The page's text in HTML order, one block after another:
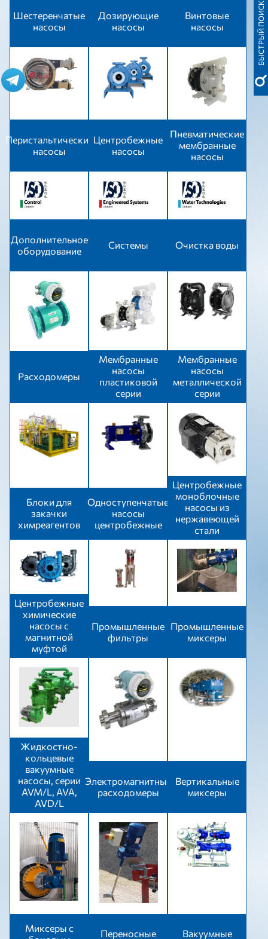
Шестеренчатые
насосы
Дозирующие
насосы
Винтовые
насосы
Перистальтические
насосы
Центробежные
насосы
Пневматические
мембранные
насосы
Дополнительное
оборудование
Системы Очистка воды
Расходомеры
Мембранные
насосы
пластиковой
серии
Мембранные
насосы
металлической
серии
Блоки для
закачки
химреагентов
Одноступенчатые
насосы
центробежные
Центробежные
моноблочные
насосы из
нержавеющей
стали
Центробежные
химические
насосы с
магнитной
муфтой
Промышленные
фильтры
Промышленные
миксеры
Жидкостно-
кольцевые
вакуумные
насосы, серии
AVM/L, AVA,
AVD/L
Электромагнитные
расходомеры
Вертикальные
миксеры
Миксеры с
Переносные Вакуумные
БЫСТРЫЙ ПОИСК